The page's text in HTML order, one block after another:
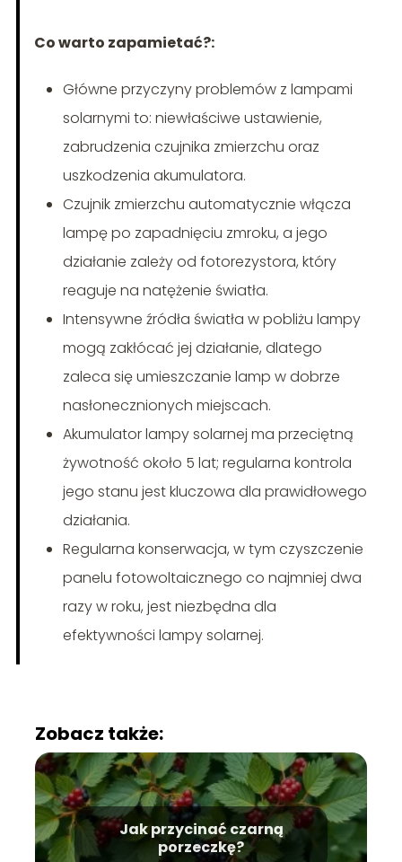
Co warto zapamietać?:
Główne przyczyny problemów z lampami
solarnymi to: niewłaściwe ustawienie,
zabrudzenia czujnika zmierzchu oraz
uszkodzenia akumulatora.
Czujnik zmierzchu automatycznie włącza
lampę po zapadnięciu zmroku, a jego
działanie zależy od fotorezystora, który
reaguje na natężenie światła.
Intensywne źródła światła w pobliżu lampy
mogą zakłócać jej działanie, dlatego
zaleca się umieszczanie lamp w dobrze
nasłonecznionych miejscach.
Akumulator lampy solarnej ma przeciętną
żywotność około 5 lat; regularna kontrola
jego stanu jest kluczowa dla prawidłowego
działania.
Regularna konserwacja, w tym czyszczenie
panelu fotowoltaicznego co najmniej dwa
razy w roku, jest niezbędna dla
efektywności lampy solarnej.
Zobacz także:
Jak przycinać czarną
porzeczkę?